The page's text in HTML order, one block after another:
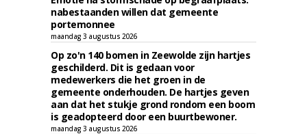
nabestaanden willen dat gemeente
portemonnee
maandag 3 augustus 2026
Op zo'n 140 bomen in Zeewolde zijn hartjes
geschilderd. Dit is gedaan voor
medewerkers die het groen in de
gemeente onderhouden. De hartjes geven
aan dat het stukje grond rondom een boom
is geadopteerd door een buurtbewoner.
maandag 3 augustus 2026